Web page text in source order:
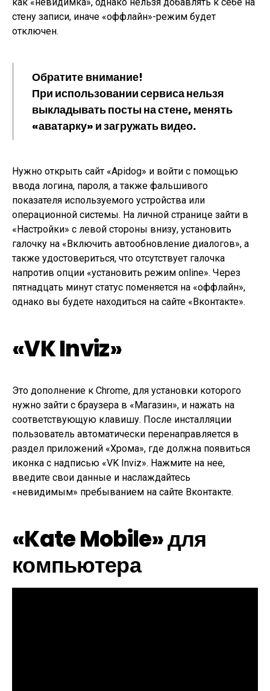
стену записи, иначе «оффлайн»-режим будет
отключен.
Обратите внимание!
При использовании сервиса нельзя
выкладывать посты на стене, менять
«аватарку» и загружать видео.
Нужно открыть сайт «Apidog» и войти с помощью
ввода логина, пароля, а также фальшивого
показателя используемого устройства или
операционной системы. На личной странице зайти в
«Настройки» с левой стороны внизу, установить
галочку на «Включить автообновление диалогов», а
также удостовериться, что отсутствует галочка
напротив опции «установить режим online». Через
пятнадцать минут статус поменяется на «оффлайн»,
однако вы будете находиться на сайте «Вконтакте».
«VK Inviz»
Это дополнение к Chrome, для установки которого
нужно зайти с браузера в «Магазин», и нажать на
соответствующую клавишу. После инсталляции
пользователь автоматически перенаправляется в
раздел приложений «Хрома», где должна появиться
иконка с надписью «VK Inviz». Нажмите на нее,
введите свои данные и наслаждайтесь
«невидимым» пребыванием на сайте Вконтакте.
«Kate Mobile» для
компьютера